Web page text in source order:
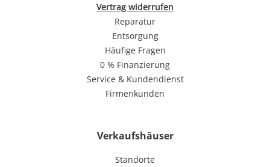
Vertrag widerrufen
Reparatur
Entsorgung
Häufige Fragen
0 % Finanzierung
Service & Kundendienst
Firmenkunden
Verkaufshäuser
Standorte